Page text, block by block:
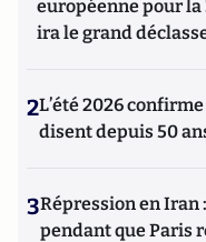
européenne pour la
ira le grand
2L’été 2026
disent depuis 50
3Répression en Iran
pendant que Paris